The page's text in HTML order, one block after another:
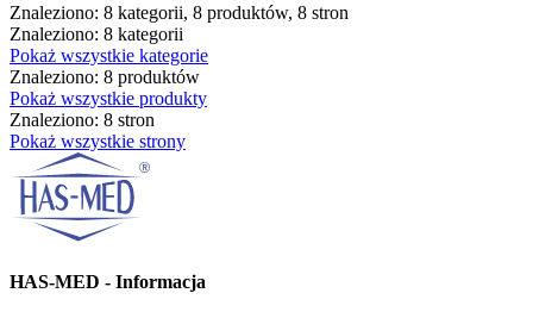
Znaleziono: 8 kategorii, 8 produktów, 8 stron
Znaleziono: 8 kategorii
Pokaż wszystkie kategorie
Znaleziono: 8 produktów
Pokaż wszystkie produkty
Znaleziono: 8 stron
Pokaż wszystkie strony
HAS-MED - Informacja